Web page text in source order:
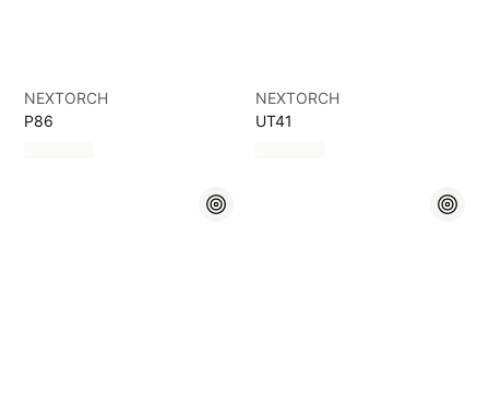
NEXTORCH
P86
NEXTORCH
UT41